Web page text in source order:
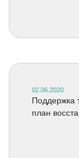
02.06.2020
Поддержка
план